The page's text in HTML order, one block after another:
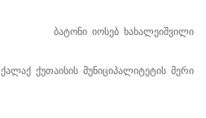
ბატონი იოსებ ხახალეიშვილი
ქალაქ ქუთაისის მუნიციპალიტეტის მერი